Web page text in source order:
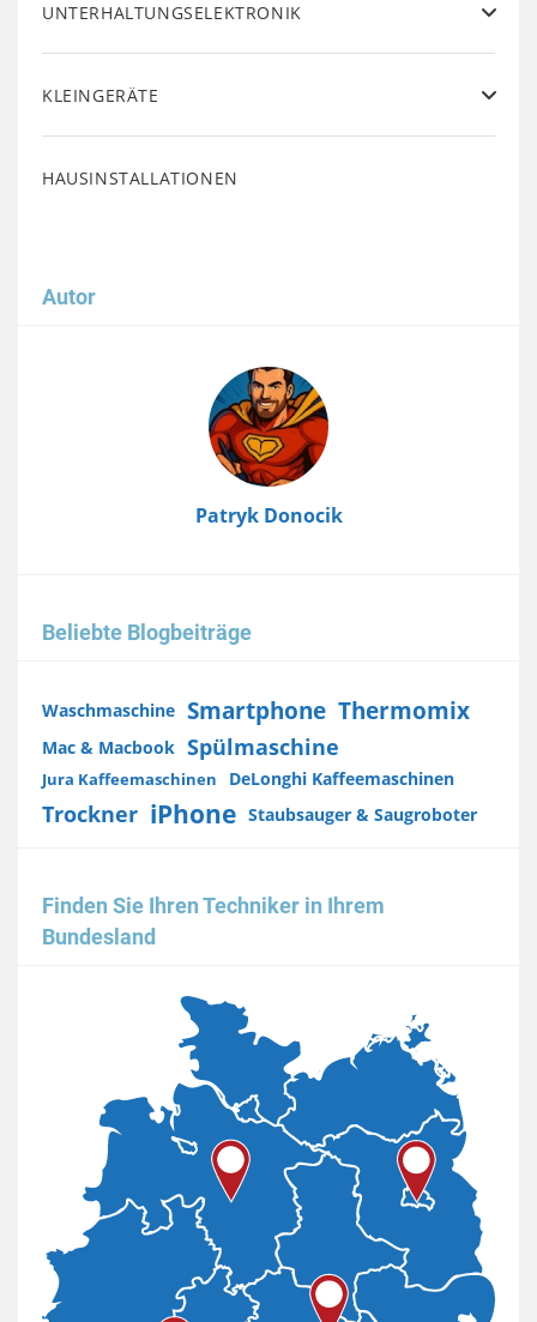
UNTERHALTUNGSELEKTRONIK
KLEINGERÄTE
HAUSINSTALLATIONEN
Autor
Patryk Donocik
Beliebte Blogbeiträge
Waschmaschine Smartphone Thermomix
Mac & Macbook Spülmaschine
Jura Kaffeemaschinen DeLonghi Kaffeemaschinen
Trockner iPhone Staubsauger & Saugroboter
Finden Sie Ihren Techniker in Ihrem
Bundesland